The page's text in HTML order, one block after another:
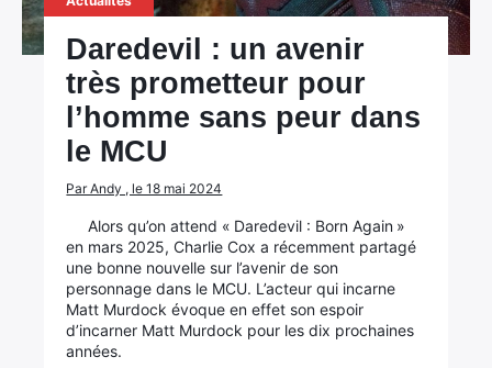
Daredevil : un avenir
très prometteur pour
l’homme sans peur dans
le MCU
Par Andy , le 18 mai 2024
Alors qu’on attend « Daredevil : Born Again »
en mars 2025, Charlie Cox a récemment partagé
une bonne nouvelle sur l’avenir de son
personnage dans le MCU. L’acteur qui incarne
Matt Murdock évoque en effet son espoir
d’incarner Matt Murdock pour les dix prochaines
années.
Rechercher